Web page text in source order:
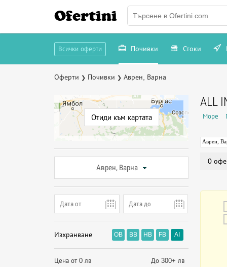
Ofertini
Всички оферти Почивки Стоки
Оферти ❯ Почивки ❯ Аврен, Варна
Отиди към картата
Аврен, Варна
Изхранване OB BB HB FB AI
Цена от 0 лв До 300+ лв
ALL
Море
Аврен,
0